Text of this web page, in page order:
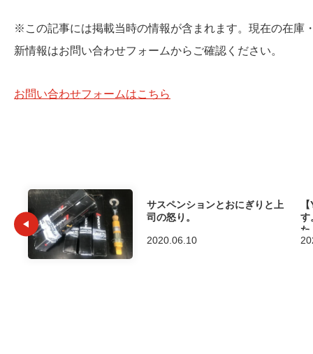
※この記事には掲載当時の情報が含まれます。現在の在庫
新情報はお問い合わせフォームからご確認ください。
お問い合わせフォームはこちら
サスペンションとおにぎりと上
司の怒り。
2020.06.10
す
た